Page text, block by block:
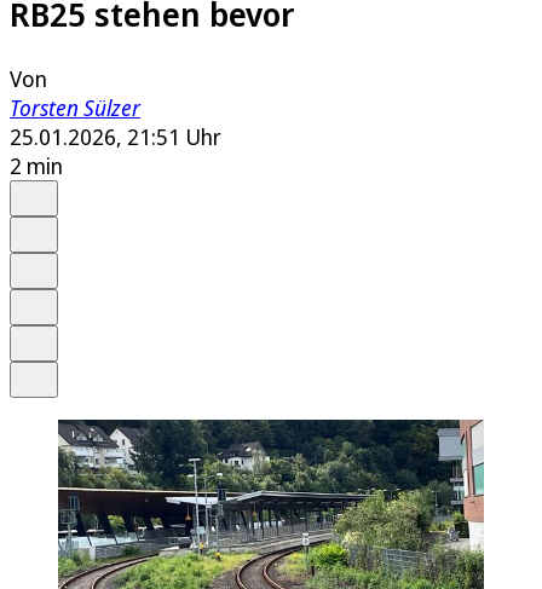
RB25 stehen bevor
Von
Torsten Sülzer
25.01.2026, 21:51 Uhr
2 min